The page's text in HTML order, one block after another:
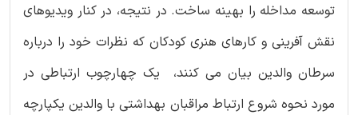
توسعه مداخله را بهینه ساخت. در نتیجه، در کنار ویدیوهای
نقش آفرینی و کارهای هنری کودکان که نظرات خود را درباره
سرطان والدین بیان می کنند، یک چهارچوب ارتباطی در
مورد نحوه شروع ارتباط مراقبان بهداشتی با والدین یکپارچه